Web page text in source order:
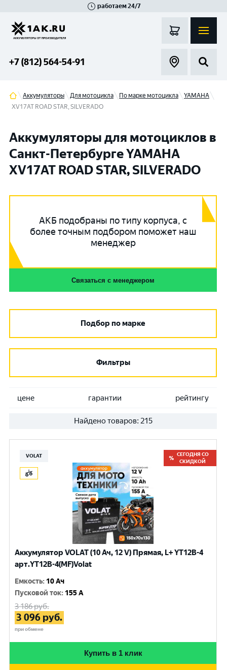
работаем 24/7
+7 (812) 564-54-91
Аккумуляторы Для мотоцикла По марке мотоцикла
YAMAHA
XV17AT ROAD STAR, SILVERADO
Аккумуляторы для мотоциклов в
Санкт-Петербурге YAMAHA
XV17AT ROAD STAR, SILVERADO
АКБ подобраны по типу корпуса, с
более точным подбором поможет наш
менеджер
Связаться с менеджером
Подбор по марке
Фильтры
цене гарантии рейтингу
Найдено товаров: 215
VOLAT
СЕГОДНЯ СО
СКИДКОЙ
Аккумулятор VOLAT (10 Ач, 12 V) Прямая, L+ YT12B-4
арт.YT12B-4(MF)Volat
Емкость: 10 Ач
Пусковой ток: 155 A
3 186руб.
3 096 руб.
при обмене
Купить в 1 клик
Гатчина